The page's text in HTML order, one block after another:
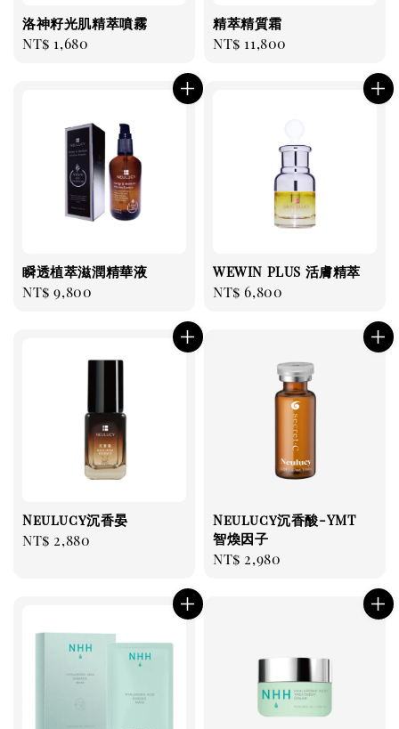
洛神籽光肌精萃噴霧
Regular
NT$ 1,680
精萃精質霜
Regular
NT$ 11,800
瞬透植萃滋潤精華液
Regular
NT$ 9,800
WEWIN PLUS 活膚精萃
Regular
NT$ 6,800
Neulucy沉香晏
Regular
NT$ 2,880
Neulucy沉香酸-YMT
智煥因子
Regular
NT$ 2,980